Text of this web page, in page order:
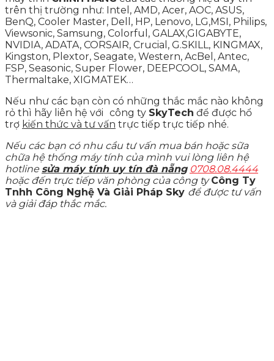
trên thị trường như: Intel, AMD, Acer, AOC, ASUS,
BenQ, Cooler Master, Dell, HP, Lenovo, LG,MSI, Philips,
Viewsonic, Samsung, Colorful, GALAX,GIGABYTE,
NVIDIA, ADATA, CORSAIR, Crucial, G.SKILL, KINGMAX,
Kingston, Plextor, Seagate, Western, AcBel, Antec,
FSP, Seasonic, Super Flower, DEEPCOOL, SAMA,
Thermaltake, XIGMATEK…
Nếu như các bạn còn có những thắc mắc nào không
rỏ thì hãy liên hệ với công ty SkyTech để được hổ
trợ kiến thức và tư vấn trực tiếp trực tiếp nhé.
Nếu các bạn có nhu cầu tư vấn mua bán hoặc sữa
chữa hệ thống máy tính của mình vui lòng liên hệ
hotline sửa máy tính uy tín đà nẵng 0708.08.4444
hoặc đến trực tiếp văn phòng của công tyCông Ty
Tnhh Công Nghệ Và Giải Pháp Sky để được tư vấn
và giải đáp thắc mắc.